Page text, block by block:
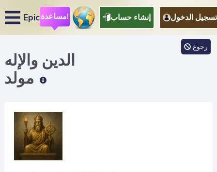
Epic مساعدة! إنشاء حساب تسجيل الدخول
الدين والإله
رجوع